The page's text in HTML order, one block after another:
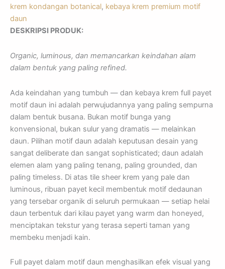
krem kondangan botanical, kebaya krem premium motif
daun
DESKRIPSI PRODUK:
Organic, luminous, dan memancarkan keindahan alam
dalam bentuk yang paling refined.
Ada keindahan yang tumbuh — dan kebaya krem full payet
motif daun ini adalah perwujudannya yang paling sempurna
dalam bentuk busana. Bukan motif bunga yang
konvensional, bukan sulur yang dramatis — melainkan
daun. Pilihan motif daun adalah keputusan desain yang
sangat deliberate dan sangat sophisticated; daun adalah
elemen alam yang paling tenang, paling grounded, dan
paling timeless. Di atas tile sheer krem yang pale dan
luminous, ribuan payet kecil membentuk motif dedaunan
yang tersebar organik di seluruh permukaan — setiap helai
daun terbentuk dari kilau payet yang warm dan honeyed,
menciptakan tekstur yang terasa seperti taman yang
membeku menjadi kain.
Full payet dalam motif daun menghasilkan efek visual yang